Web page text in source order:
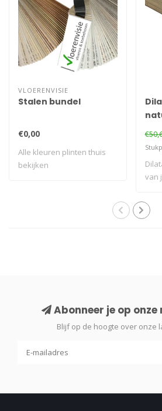
VLOERENVISIE
Stalen bundel
€0,00
Alle kleuren plinten thuis
bekijken
van
Abonneer je op
Blijf op de hoogte over onze